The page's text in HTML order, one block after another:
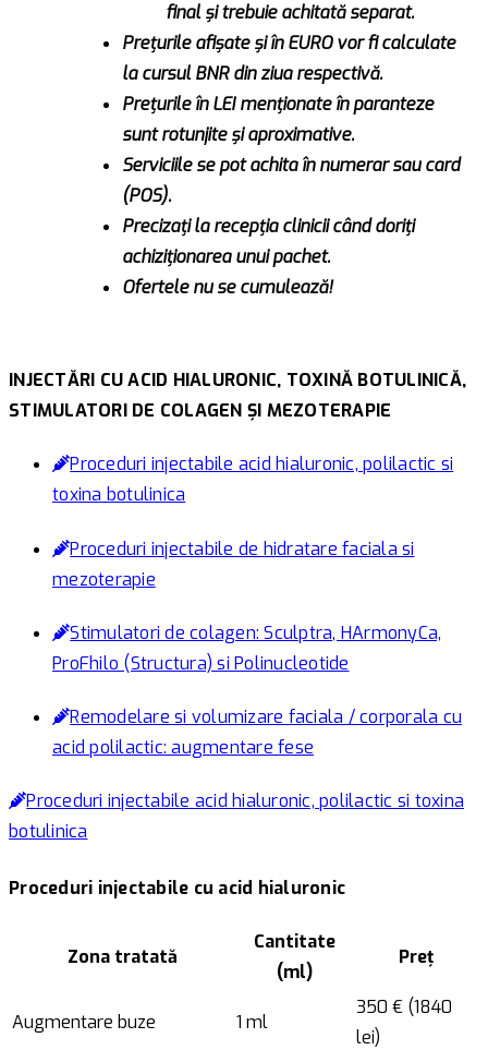
final și trebuie achitată separat.
Prețurile afișate și în EURO vor fi calculate
la cursul BNR din ziua respectivă.
Prețurile în LEI menționate în paranteze
sunt rotunjite și aproximative.
Serviciile se pot achita în numerar sau card
(POS).
Precizați la recepția clinicii când doriți
achiziționarea unui pachet.
Ofertele nu se cumulează!
INJECTĂRI CU ACID HIALURONIC, TOXINĂ BOTULINICĂ,
STIMULATORI DE COLAGEN ȘI MEZOTERAPIE
Proceduri injectabile acid hialuronic, polilactic si
toxina botulinica
Proceduri injectabile de hidratare faciala si
mezoterapie
Stimulatori de colagen: Sculptra, HArmonyCa,
ProFhilo (Structura) si Polinucleotide
Remodelare si volumizare faciala / corporala cu
acid polilactic: augmentare fese
Proceduri injectabile acid hialuronic, polilactic si toxina
botulinica
Proceduri injectabile cu acid hialuronic
Zona tratată
Cantitate
(ml)
Preț
Augmentare buze 1 ml
350 € (1840
lei)